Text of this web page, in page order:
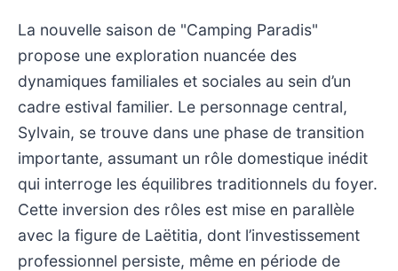
La nouvelle saison de "Camping Paradis"
propose une exploration nuancée des
dynamiques familiales et sociales au sein d’un
cadre estival familier. Le personnage central,
Sylvain, se trouve dans une phase de transition
importante, assumant un rôle domestique inédit
qui interroge les équilibres traditionnels du foyer.
Cette inversion des rôles est mise en parallèle
avec la figure de Laëtitia, dont l’investissement
professionnel persiste, même en période de